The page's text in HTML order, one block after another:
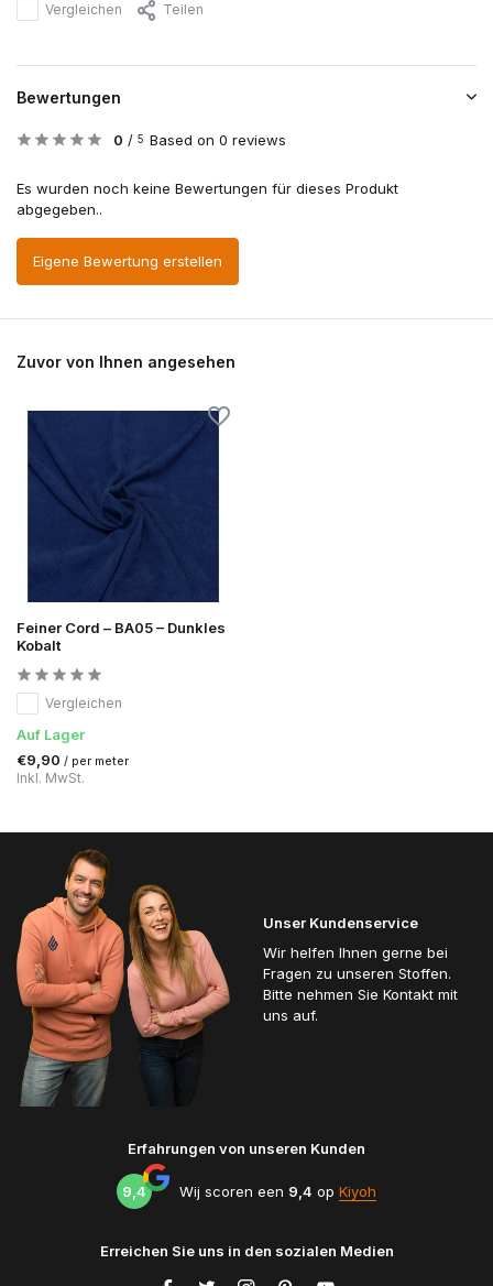
Vergleichen Teilen
Bewertungen
0 / 5 Based on 0 reviews
Es wurden noch keine Bewertungen für dieses Produkt
abgegeben..
Eigene Bewertung erstellen
Zuvor von Ihnen angesehen
Feiner Cord – BA05 – Dunkles
Kobalt
Vergleichen
Auf Lager
€9,90 / per meter
Inkl. MwSt.
Unser Kundenservice
Wir helfen Ihnen gerne bei
Fragen zu unseren Stoffen.
Bitte nehmen Sie Kontakt mit
uns auf.
Erfahrungen von unseren Kunden
9,4 Wij scoren een 9,4 op Kiyoh
Erreichen Sie uns in den sozialen Medien